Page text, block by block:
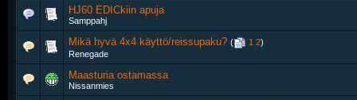
HJ60 EDICkiin apuja
Samppahj
Mikä hyvä 4x4 käyttö/reissupaku? ( 1 2)
Renegade
Maasturia ostamassa
Nissanmies